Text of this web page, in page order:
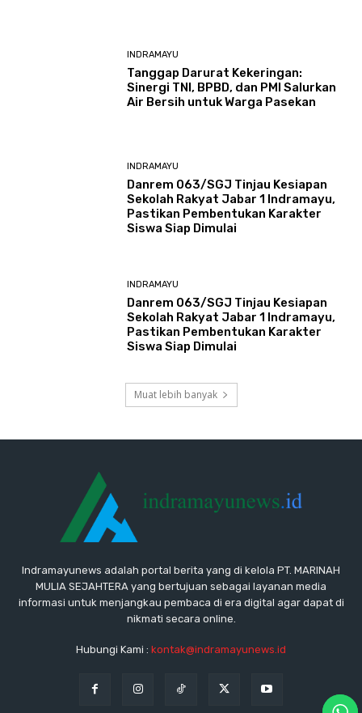
INDRAMAYU
​Tanggap Darurat Kekeringan:
Sinergi TNI, BPBD, dan PMI Salurkan
Air Bersih untuk Warga Pasekan
INDRAMAYU
Danrem 063/SGJ Tinjau Kesiapan
Sekolah Rakyat Jabar 1 Indramayu,
Pastikan Pembentukan Karakter
Siswa Siap Dimulai
INDRAMAYU
Danrem 063/SGJ Tinjau Kesiapan
Sekolah Rakyat Jabar 1 Indramayu,
Pastikan Pembentukan Karakter
Siswa Siap Dimulai
Muat lebih banyak
Indramayunews adalah portal berita yang di kelola PT. MARINAH
MULIA SEJAHTERA yang bertujuan sebagai layanan media
informasi untuk menjangkau pembaca di era digital agar dapat di
nikmati secara online.
Hubungi Kami : kontak@indramayunews.id